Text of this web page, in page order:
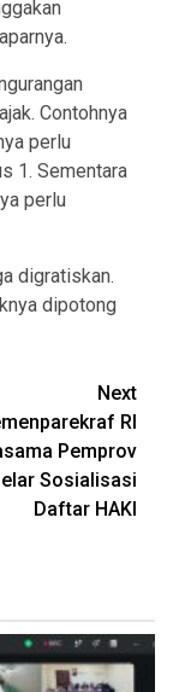
Contohnya
perlu
1. Sementara
perlu
digratiskan.
dipotong
Next
RI
Pemprov
Sosialisasi
Daftar HAKI